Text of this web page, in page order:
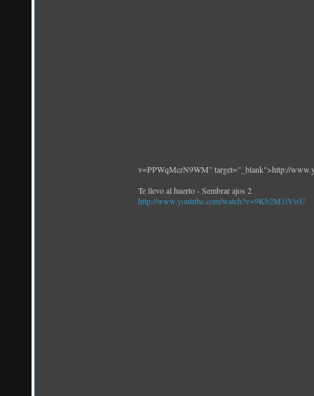
v=PPWqMcrN9WM" target="_blank">http://
Te llevo al huerto - Sembrar ajos 2
http://www.youtube.com/watch?v=9Kb2M1iVisU